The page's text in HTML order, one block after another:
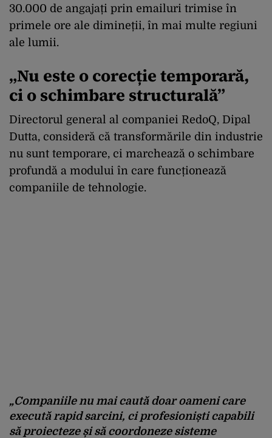
30.000 de angajați prin emailuri trimise în
primele ore ale dimineții, în mai multe regiuni
ale lumii.
„Nu este o corecție temporară,
ci o schimbare structurală”
Directorul general al companiei RedoQ, Dipal
Dutta, consideră că transformările din industrie
nu sunt temporare, ci marchează o schimbare
profundă a modului în care funcționează
companiile de tehnologie.
„Companiile nu mai caută doar oameni care
execută rapid sarcini, ci profesioniști capabili
să proiecteze și să coordoneze sisteme